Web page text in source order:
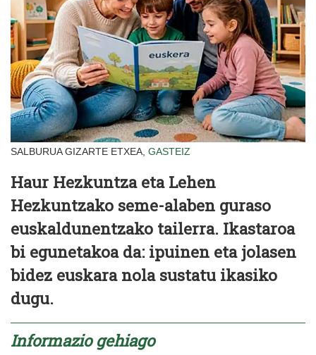
SALBURUA GIZARTE ETXEA, GASTEIZ
Haur Hezkuntza eta Lehen
Hezkuntzako seme-alaben guraso
euskaldunentzako tailerra. Ikastaroa
bi egunetakoa da: ipuinen eta jolasen
bidez euskara nola sustatu ikasiko
dugu.
Informazio gehiago